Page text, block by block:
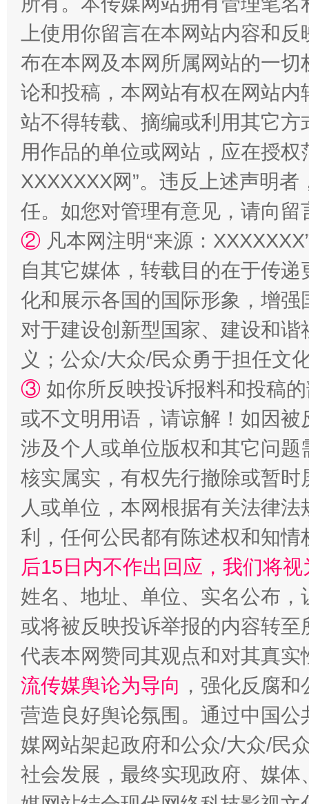
站台名比不上好声名
漫山遍野的桃花与雪山、麦地、白藏房 除
招工难、用工荒背后
这是一记警钟！ 谢
上使用你留言在本网站内容和
布在本网及本网所属网站的一
论和投稿，本网站有权在网站
站不得转载、摘编或利用其它
用作品的单位或网站，应在授
XXXXXXX网”。违反上述声明
任。如您对管理有意见，请向
② 凡本网注明“来源：
自其它媒体，转载目的在于传
化和展示各国的国际形象，增
对于建设创新型国家、建设和
义；公众/大众/民众勇于担任文
③ 如你所反映投诉报料和投稿
或不文明用语，请谅解！如因
涉及个人或单位版权和其它问题
核实属实，有权先行撤除或暂
人或单位，本网根据有关法律
利，任何公民都有陈述权和知情
后15日内不作出回应，我们将
姓名、地址、单位、实名公布
或将被反映投诉举报的内容转
代表本网赞同其观点和对其真实
流传媒舆论为导向 ，强化反腐
营造良好舆论氛围。通过中国
媒网站架起政府和公众/大众/民
社会发展，最终实现政府、媒